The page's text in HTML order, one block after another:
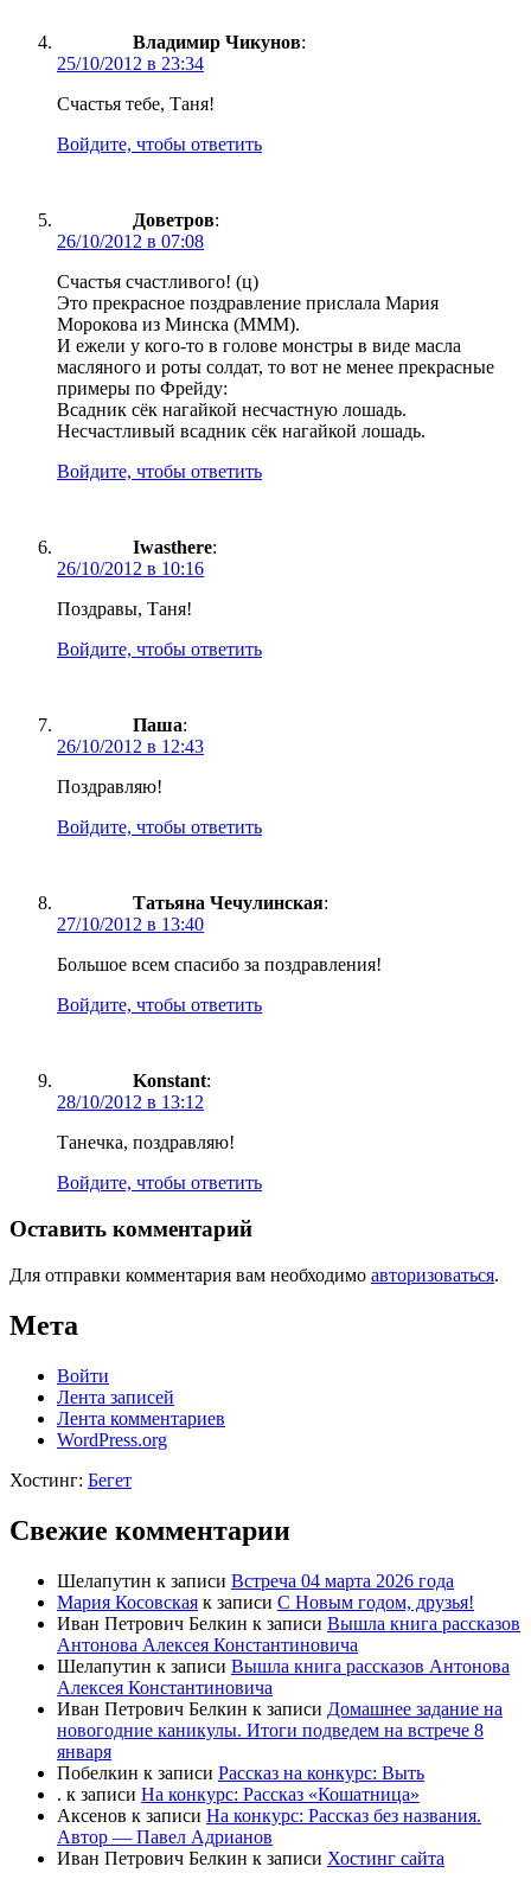
Владимир Чикунов:
25/10/2012 в 23:34
Счастья тебе, Таня!
Войдите, чтобы ответить
Доветров:
26/10/2012 в 07:08
Счастья счастливого! (ц)
Это прекрасное поздравление прислала Мария
Морокова из Минска (МММ).
И ежели у кого-то в голове монстры в виде масла
масляного и роты солдат, то вот не менее прекрасные
примеры по Фрейду:
Всадник сёк нагайкой несчастную лошадь.
Несчастливый всадник сёк нагайкой лошадь.
Войдите, чтобы ответить
Iwasthere:
26/10/2012 в 10:16
Поздравы, Таня!
Войдите, чтобы ответить
Паша:
26/10/2012 в 12:43
Поздравляю!
Войдите, чтобы ответить
Татьяна Чечулинская:
27/10/2012 в 13:40
Большое всем спасибо за поздравления!
Войдите, чтобы ответить
Konstant:
28/10/2012 в 13:12
Танечка, поздравляю!
Войдите, чтобы ответить
Оставить комментарий
Для отправки комментария вам необходимо авторизоваться.
Мета
Войти
Лента записей
Лента комментариев
WordPress.org
Хостинг: Бегет
Свежие комментарии
Шелапутин к записи Встреча 04 марта 2026 года
Мария Косовская к записи С Новым годом, друзья!
Иван Петрович Белкин к записи Вышла книга рассказов
Антонова Алексея Константиновича
Шелапутин к записи Вышла книга рассказов Антонова
Алексея Константиновича
Иван Петрович Белкин к записи Домашнее задание на
новогодние каникулы. Итоги подведем на встрече 8
января
Побелкин к записи Рассказ на конкурс: Выть
. к записи На конкурс: Рассказ «Кошатница»
Аксенов к записи На конкурс: Рассказ без названия.
Автор — Павел Адрианов
Иван Петрович Белкин к записи Хостинг сайта